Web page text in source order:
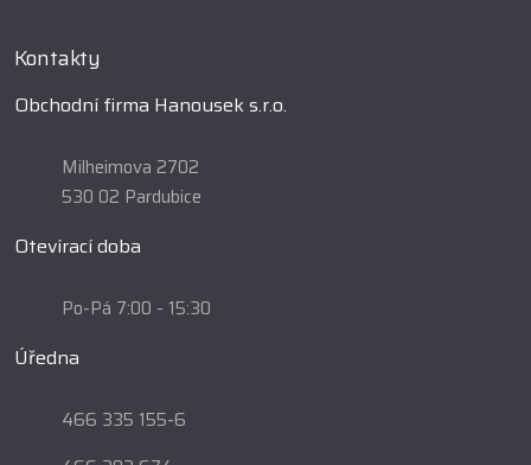
Kontakty
Obchodní firma Hanousek s.r.o.
Milheimova 2702
530 02 Pardubice
Otevírací doba
Po-Pá 7:00 - 15:30
Úředna
466 335 155-6